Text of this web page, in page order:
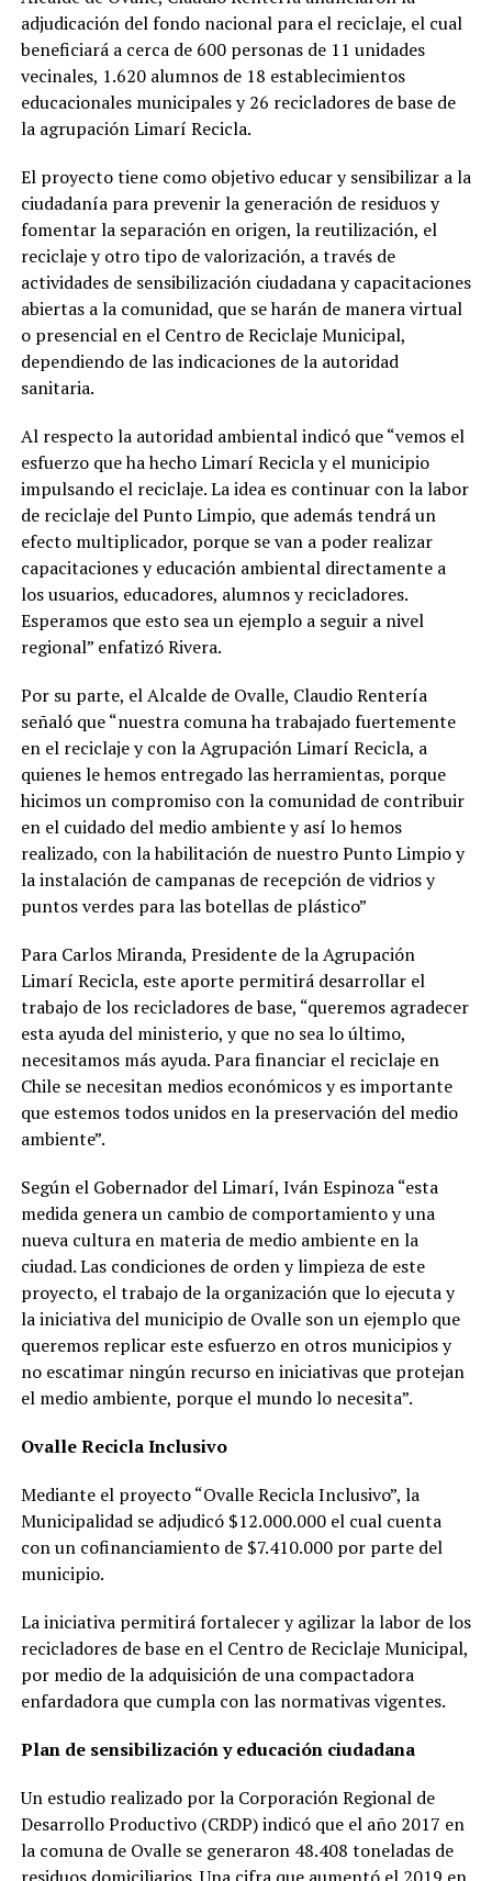
adjudicación del fondo nacional para el reciclaje, el cual
beneficiará a cerca de 600 personas de 11 unidades
vecinales, 1.620 alumnos de 18 establecimientos
educacionales municipales y 26 recicladores de base de
la agrupación Limarí Recicla.
El proyecto tiene como objetivo educar y sensibilizar a la
ciudadanía para prevenir la generación de residuos y
fomentar la separación en origen, la reutilización, el
reciclaje y otro tipo de valorización, a través de
actividades de sensibilización ciudadana y capacitaciones
abiertas a la comunidad, que se harán de manera virtual
o presencial en el Centro de Reciclaje Municipal,
dependiendo de las indicaciones de la autoridad
sanitaria.
Al respecto la autoridad ambiental indicó que “vemos el
esfuerzo que ha hecho Limarí Recicla y el municipio
impulsando el reciclaje. La idea es continuar con la labor
de reciclaje del Punto Limpio, que además tendrá un
efecto multiplicador, porque se van a poder realizar
capacitaciones y educación ambiental directamente a
los usuarios, educadores, alumnos y recicladores.
Esperamos que esto sea un ejemplo a seguir a nivel
regional” enfatizó Rivera.
Por su parte, el Alcalde de Ovalle, Claudio Rentería
señaló que “nuestra comuna ha trabajado fuertemente
en el reciclaje y con la Agrupación Limarí Recicla, a
quienes le hemos entregado las herramientas, porque
hicimos un compromiso con la comunidad de contribuir
en el cuidado del medio ambiente y así lo hemos
realizado, con la habilitación de nuestro Punto Limpio y
la instalación de campanas de recepción de vidrios y
puntos verdes para las botellas de plástico”
Para Carlos Miranda, Presidente de la Agrupación
Limarí Recicla, este aporte permitirá desarrollar el
trabajo de los recicladores de base, “queremos agradecer
esta ayuda del ministerio, y que no sea lo último,
necesitamos más ayuda. Para financiar el reciclaje en
Chile se necesitan medios económicos y es importante
que estemos todos unidos en la preservación del medio
ambiente”.
Según el Gobernador del Limarí, Iván Espinoza “esta
medida genera un cambio de comportamiento y una
nueva cultura en materia de medio ambiente en la
ciudad. Las condiciones de orden y limpieza de este
proyecto, el trabajo de la organización que lo ejecuta y
la iniciativa del municipio de Ovalle son un ejemplo que
queremos replicar este esfuerzo en otros municipios y
no escatimar ningún recurso en iniciativas que protejan
el medio ambiente, porque el mundo lo necesita”.
Ovalle Recicla Inclusivo
Mediante el proyecto “Ovalle Recicla Inclusivo”, la
Municipalidad se adjudicó $12.000.000 el cual cuenta
con un cofinanciamiento de $7.410.000 por parte del
municipio.
La iniciativa permitirá fortalecer y agilizar la labor de los
recicladores de base en el Centro de Reciclaje Municipal,
por medio de la adquisición de una compactadora
enfardadora que cumpla con las normativas vigentes.
Plan de sensibilización y educación ciudadana
Un estudio realizado por la Corporación Regional de
Desarrollo Productivo (CRDP) indicó que el año 2017 en
la comuna de Ovalle se generaron 48.408 toneladas de